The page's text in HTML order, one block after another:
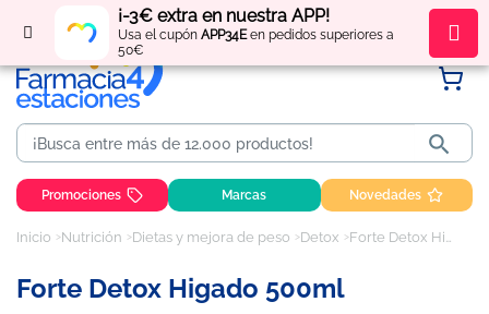
¡-3€ extra en nuestra APP!
Usa el cupón APP34Een pedidos superiores a
50€
Regístratey obténpuntos por tus compras

Promociones Marcas Novedades
Inicio Nutrición Dietas y mejora de peso Detox Forte Detox Higado 500ml
Forte Detox Higado 500ml